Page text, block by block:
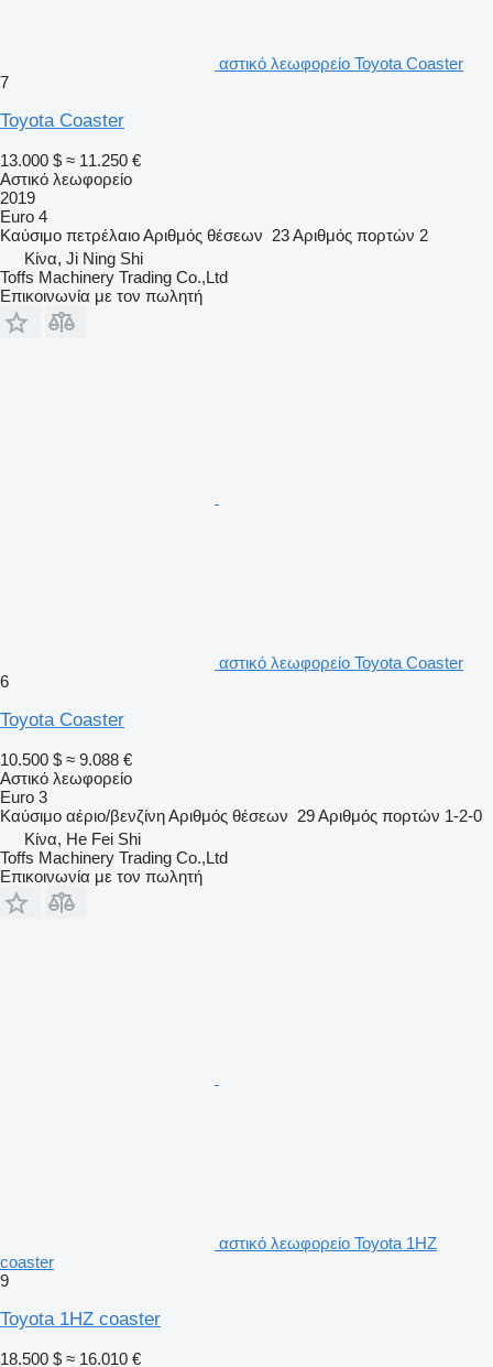
αστικό λεωφορείο Toyota Coaster
7
Toyota Coaster
13.000 $ ≈ 11.250 €
Αστικό λεωφορείο
2019
Euro 4
Καύσιμο πετρέλαιοΑριθμός θέσεων 23Αριθμός πορτών 2
Κίνα, Ji Ning Shi
Toffs Machinery Trading Co.,Ltd
Επικοινωνία με τον πωλητή
αστικό λεωφορείο Toyota Coaster
6
Toyota Coaster
10.500 $ ≈ 9.088 €
Αστικό λεωφορείο
Euro 3
Καύσιμο αέριο/βενζίνηΑριθμός θέσεων 29Αριθμός πορτών 1-2-0
Κίνα, He Fei Shi
Toffs Machinery Trading Co.,Ltd
Επικοινωνία με τον πωλητή
αστικό λεωφορείο Toyota 1HZ
coaster
9
Toyota 1HZ coaster
18.500 $ ≈ 16.010 €